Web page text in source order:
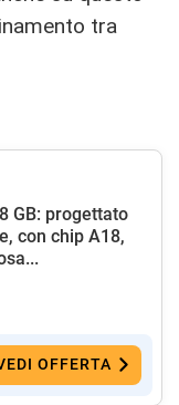
tra
GB: progettato
con chip A18,
OFFERTA